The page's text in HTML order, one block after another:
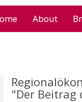
About
"Der Beitrag